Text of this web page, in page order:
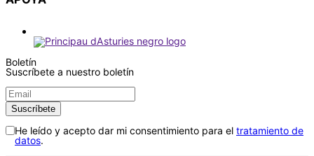
Boletín
Suscríbete a nuestro boletín
He leído y acepto dar mi consentimiento para el tratamiento de
datos.